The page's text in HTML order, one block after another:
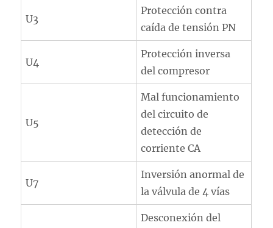
U3
Protección contra
caída de tensión PN
U4
Protección inversa
del compresor
U5
Mal funcionamiento
del circuito de
detección de
corriente CA
U7
Inversión anormal de
la válvula de 4 vías
Desconexión del